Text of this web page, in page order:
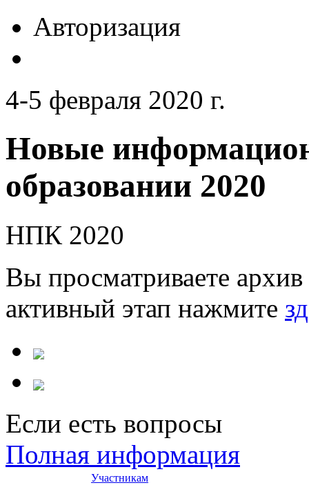
Авторизация
4-5 февраля 2020 г.
Новые
образовании 2020
НПК 2020
Вы просматриваете
активный этап нажмите
Если есть вопросы
Полная информация
Участникам